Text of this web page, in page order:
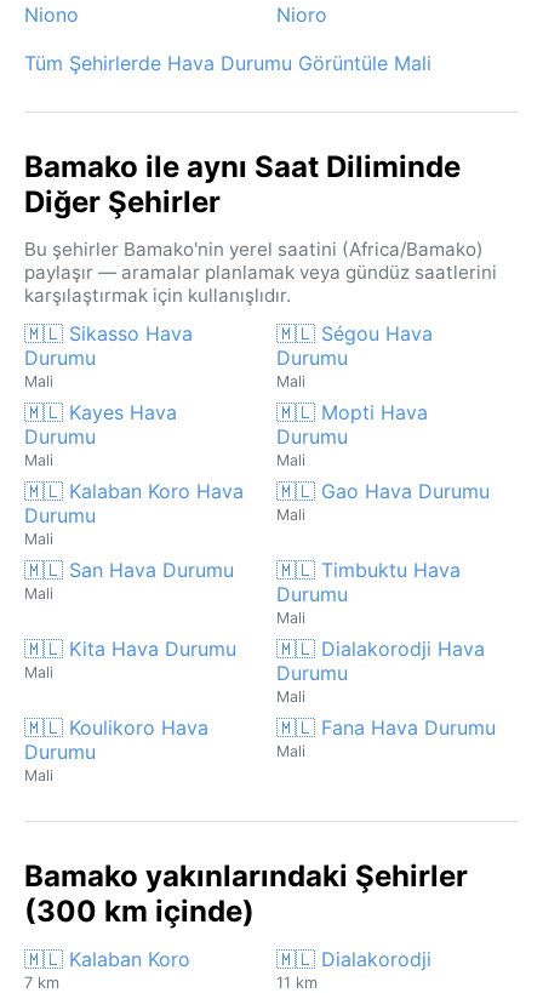
Niono
Nioro
Tüm Şehirlerde Hava Durumu Görüntüle Mali
Bamako ile aynı Saat Diliminde
Diğer Şehirler
Bu şehirler Bamako'nin yerel saatini (Africa/Bamako)
paylaşır — aramalar planlamak veya gündüz saatlerini
karşılaştırmak için kullanışlıdır.
🇲🇱 Sikasso Hava
Durumu
Mali
🇲🇱 Ségou Hava
Durumu
Mali
🇲🇱 Kayes Hava
Durumu
Mali
🇲🇱 Mopti Hava
Durumu
Mali
🇲🇱 Kalaban Koro Hava
Durumu
Mali
🇲🇱 Gao Hava Durumu
Mali
🇲🇱 San Hava Durumu
Mali
🇲🇱 Timbuktu Hava
Durumu
Mali
🇲🇱 Kita Hava Durumu
Mali
🇲🇱 Dialakorodji Hava
Durumu
Mali
🇲🇱 Koulikoro Hava
Durumu
Mali
🇲🇱 Fana Hava Durumu
Mali
Bamako yakınlarındaki Şehirler
(300 km içinde)
🇲🇱 Kalaban Koro
7 km
🇲🇱 Dialakorodji
11 km